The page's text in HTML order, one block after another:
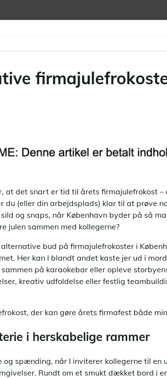
at det snart er tid til årets firmajulefrokost –
du (eller din arbejdsplads) klar til at prøve
og snaps, når København byder på så
julen sammen med kollegerne?
bud på firmajulefrokoster i
Her kan I blandt andet kaste jer ud i
på karaokebar eller opleve
kreativ udfoldelse eller festlig
der kan gøre årets firmafest både
i herskabelige rammer
spænding, når I inviterer kollegerne til en
Rundt om et smukt dækket bord i